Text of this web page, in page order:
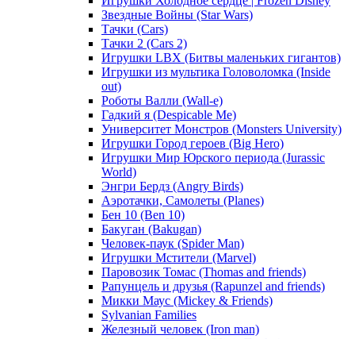
Звездные Войны (Star Wars)
Тачки (Cars)
Тачки 2 (Cars 2)
Игрушки LBX (Битвы маленьких гигантов)
Игрушки из мультика Головоломка (Inside
out)
Роботы Валли (Wall-e)
Гадкий я (Despicable Me)
Университет Монстров (Monsters University)
Игрушки Город героев (Big Hero)
Игрушки Мир Юрского периода (Jurassic
World)
Энгри Бердз (Angry Birds)
Аэротачки, Самолеты (Planes)
Бен 10 (Ben 10)
Бакуган (Bakugan)
Человек-паук (Spider Man)
Игрушки Мстители (Marvel)
Паровозик Томас (Thomas and friends)
Рапунцель и друзья (Rapunzel and friends)
Микки Маус (Mickey & Friends)
Sylvanian Families
Железный человек (Iron man)